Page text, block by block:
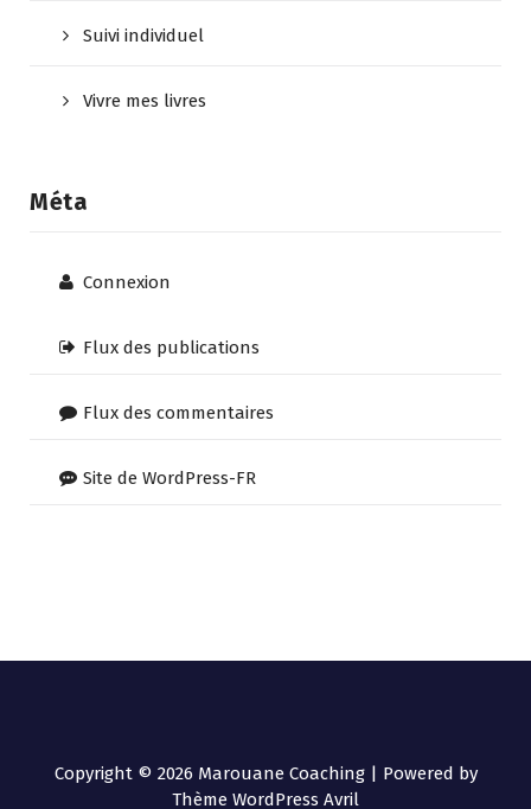
Suivi individuel
Vivre mes livres
Méta
Connexion
Flux des publications
Flux des commentaires
Site de WordPress-FR
Copyright © 2026 Marouane Coaching | Powered by
Thème WordPress Avril